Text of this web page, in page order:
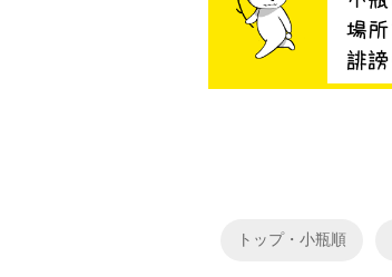
トップ・小瓶順